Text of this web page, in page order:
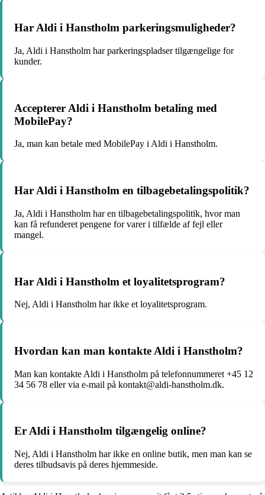
Har Aldi i Hanstholm parkeringsmuligheder?
Ja, Aldi i Hanstholm har parkeringspladser tilgængelige for
kunder.
Accepterer Aldi i Hanstholm betaling med
MobilePay?
Ja, man kan betale med MobilePay i Aldi i Hanstholm.
Har Aldi i Hanstholm en tilbagebetalingspolitik?
Ja, Aldi i Hanstholm har en tilbagebetalingspolitik, hvor man
kan få refunderet pengene for varer i tilfælde af fejl eller
mangel.
Har Aldi i Hanstholm et loyalitetsprogram?
Nej, Aldi i Hanstholm har ikke et loyalitetsprogram.
Hvordan kan man kontakte Aldi i Hanstholm?
Man kan kontakte Aldi i Hanstholm på telefonnummeret +45 12
34 56 78 eller via e-mail på kontakt@aldi-hanstholm.dk.
Er Aldi i Hanstholm tilgængelig online?
Nej, Aldi i Hanstholm har ikke en online butik, men man kan se
deres tilbudsavis på deres hjemmeside.